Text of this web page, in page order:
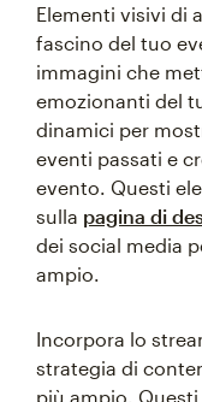
Elementi visivi di
fascino del tuo
immagini che
emozionanti del
dinamici per
eventi passati e
evento. Questi
sulla pagina di
dei social media
ampio.
Incorpora lo
strategia di
più ampio.